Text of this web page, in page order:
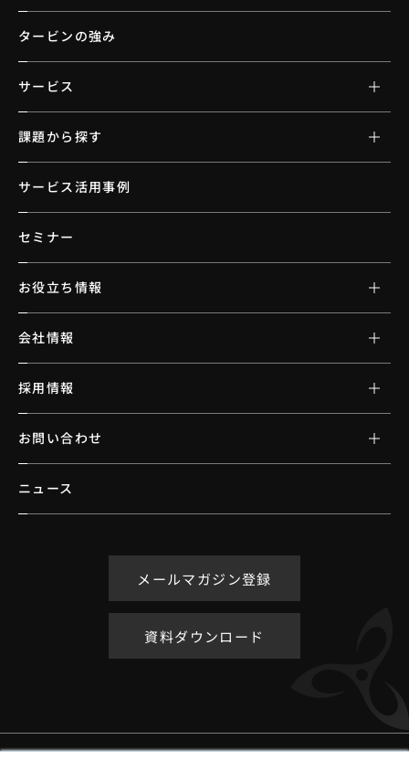
タービンの強み
サービス
課題から探す
サービス活用事例
セミナー
お役立ち情報
会社情報
採用情報
お問い合わせ
ニュース
メールマガジン登録
資料ダウンロード